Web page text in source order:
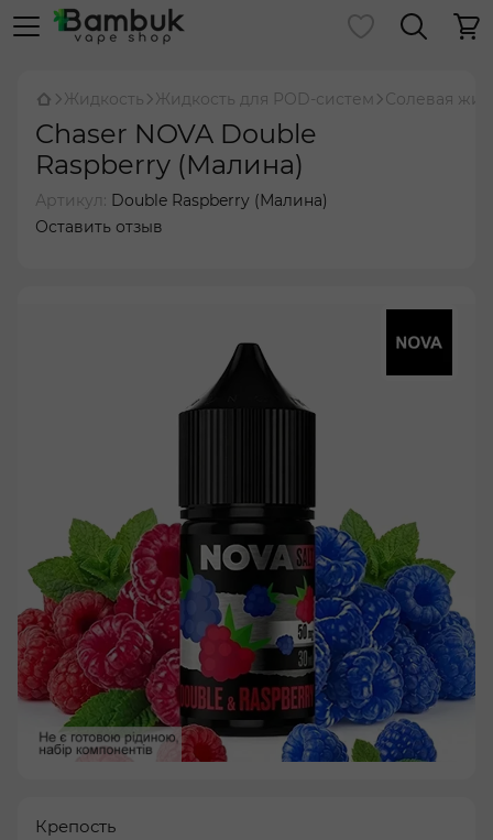
Жидкость Жидкость для POD-систем Солевая
Chaser NOVA Double
Raspberry (Малина)
Артикул: Double Raspberry (Малина)
Оставить отзыв
Крепость